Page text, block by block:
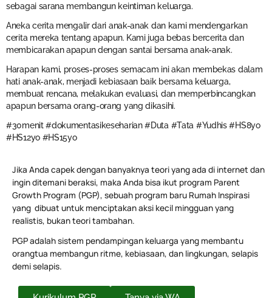
sebagai sarana membangun keintiman keluarga.
Aneka cerita mengalir dari anak-anak dan kami mendengarkan
cerita mereka tentang apapun. Kami juga bebas bercerita dan
membicarakan apapun dengan santai bersama anak-anak.
Harapan kami, proses-proses semacam ini akan membekas dalam
hati anak-anak, menjadi kebiasaan baik bersama keluarga,
membuat rencana, melakukan evaluasi, dan memperbincangkan
apapun bersama orang-orang yang dikasihi.
#30menit #dokumentasikeseharian #Duta #Tata #Yudhis #HS8yo
#HS12yo #HS15yo
Jika Anda capek dengan banyaknya teori yang ada di internet dan
ingin ditemani beraksi, maka Anda bisa ikut program Parent
Growth Program (PGP), sebuah program baru Rumah Inspirasi
yang dibuat untuk menciptakan aksi kecil mingguan yang
realistis, bukan teori tambahan.
PGP adalah sistem pendampingan keluarga yang membantu
orangtua membangun ritme, kebiasaan, dan lingkungan, selapis
demi selapis.